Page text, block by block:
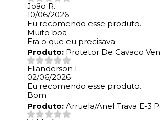
João R.
10/06/2026
Eu recomendo esse produto.
Muito boa
Era o que eu precisava
Produto: Protetor De Cavaco
Elianderson L.
02/06/2026
Eu recomendo esse produto.
Bom
Produto: Arruela/Anel Trava E-3